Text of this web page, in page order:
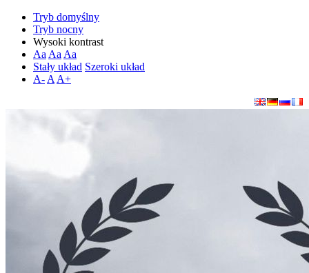
Tryb domyślny
Tryb nocny
Wysoki kontrast
Aa Aa Aa
Stały układ Szeroki układ
A- A A+